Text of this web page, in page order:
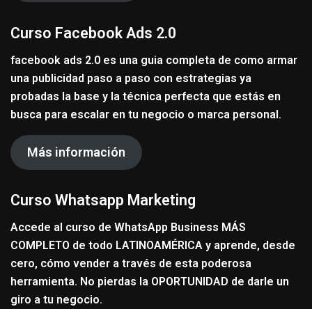
Curso Facebook Ads 2.0
facebook ads 2.0 es una guia completa de como armar
una publicidad paso a paso con estrategias ya
probadas la base y la técnica perfecta que estás en
busca para escalar en tu negocio o marca personal.
Más información
Curso Whatsapp Marketing
Accede al curso de WhatsApp Business MÁS
COMPLETO de todo LATINOAMÉRICA y aprende, desde
cero, cómo vender a través de esta poderosa
herramienta. No pierdas la OPORTUNIDAD de darle un
giro a tu negocio.